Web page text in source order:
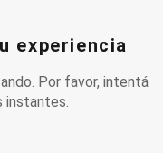
experiencia
Por favor, intentá
instantes.